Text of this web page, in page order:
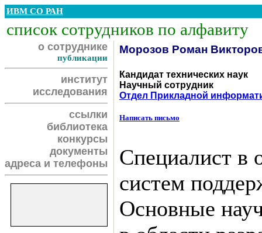
ИВМ СО РАН
список сотрудников по алфавиту
о сотруднике
публикации
институт
исследования
ссылки
библиотека
конкурсы
документы
адреса и телефоны
Морозов Роман
Кандидат технических наук
Научный сотрудник
Отдел Прикладной
Написать письмо
Специалист в
систем
Основные